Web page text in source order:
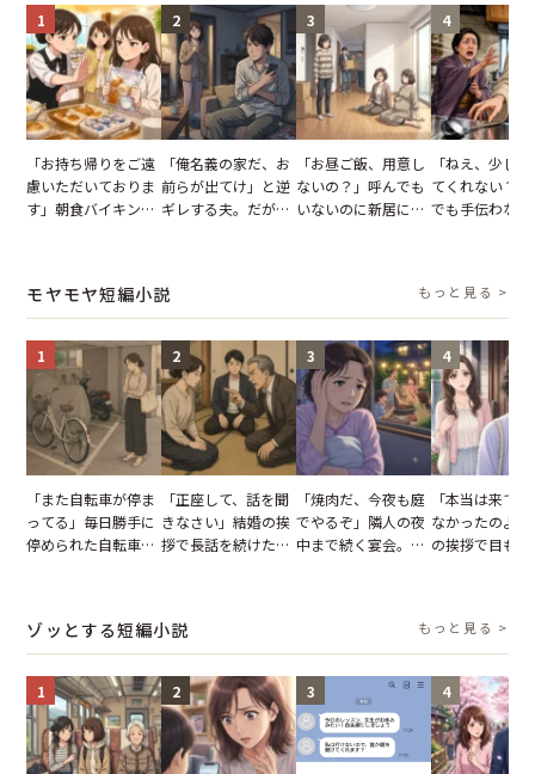
1
「お持ち帰りをご遠
慮いただいておりま
す」朝食バイキング
が一変
2
「俺名義の家だ、お
前らが出てけ」と逆
ギレする夫。だが、
3
「お昼ご飯、用意し
ないの？」呼んでも
いないのに新居にあ
4
「ねえ、少し
てくれない？
でも手伝わな
モヤモヤ短編小説 もっと見る >
1
「また自転車が停ま
ってる」毎日勝手に
停められた自転車。
2
「正座して、話を聞
きなさい」結婚の挨
拶で長話を続けた義
3
「焼肉だ、今夜も庭
でやるぞ」隣人の夜
中まで続く宴会。我
4
「本当は来て
なかったのよ
の挨拶で目も
ゾッとする短編小説 もっと見る >
1 2 3 4